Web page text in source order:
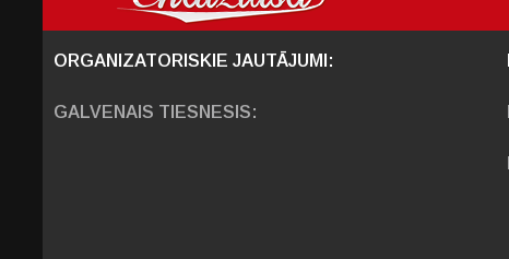
ORGANIZATORISKIE JAUTĀJUMI:
GALVENAIS TIESNESIS: